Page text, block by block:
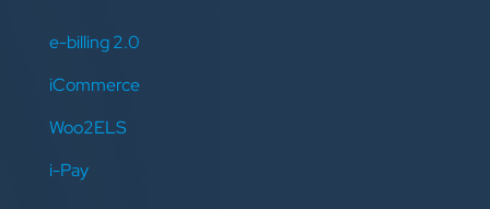
e-billing 2.0
iCommerce
Woo2ELS
i-Pay